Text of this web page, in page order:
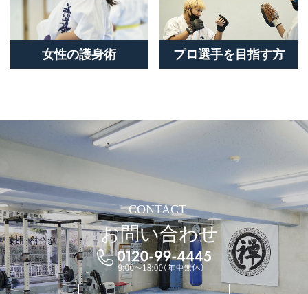
女性の護身術 プロ選手を目指す方
CONTACT
お問い合わせ